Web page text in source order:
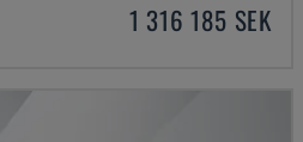
1 316 185 SEK